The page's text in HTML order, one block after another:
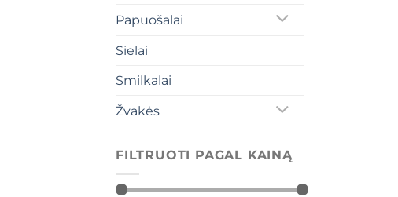
Papuošalai
Sielai
Smilkalai
Žvakės
FILTRUOTI PAGAL KAINĄ